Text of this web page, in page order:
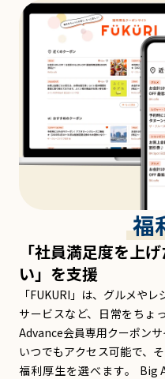
福
「社員満足度を上
い」を支援
「FUKURI」は、グルメや
サービスなど、日常をちょ
Advance会員専用クーポン
いつでもアクセス可能で、
福利厚生を選べます。 Big